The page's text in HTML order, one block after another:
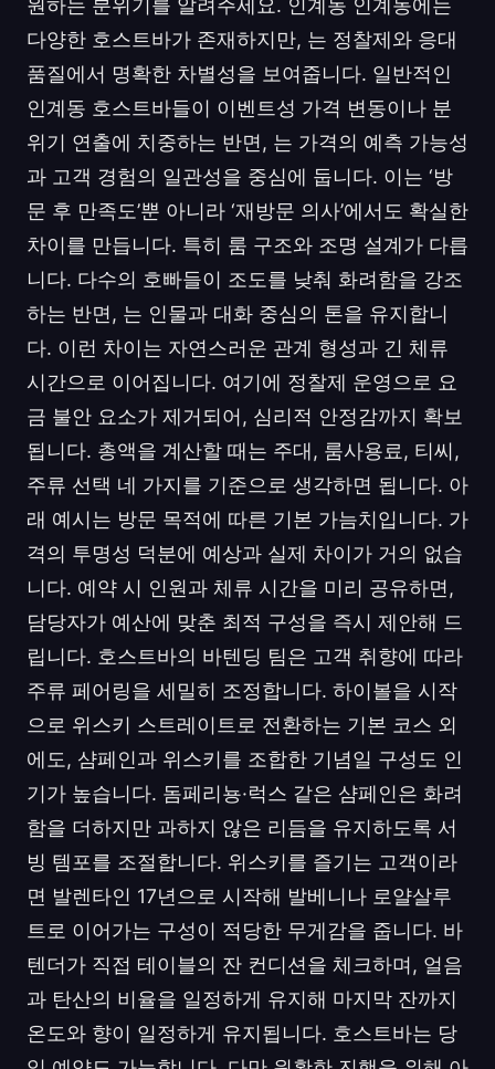
원하는 분위기를 알려주세요. 인계동 인계동에는
다양한 호스트바가 존재하지만, 는 정찰제와 응대
품질에서 명확한 차별성을 보여줍니다. 일반적인
인계동 호스트바들이 이벤트성 가격 변동이나 분
위기 연출에 치중하는 반면, 는 가격의 예측 가능성
과 고객 경험의 일관성을 중심에 둡니다. 이는 ‘방
문 후 만족도’뿐 아니라 ‘재방문 의사’에서도 확실한
차이를 만듭니다. 특히 룸 구조와 조명 설계가 다릅
니다. 다수의 호빠들이 조도를 낮춰 화려함을 강조
하는 반면, 는 인물과 대화 중심의 톤을 유지합니
다. 이런 차이는 자연스러운 관계 형성과 긴 체류
시간으로 이어집니다. 여기에 정찰제 운영으로 요
금 불안 요소가 제거되어, 심리적 안정감까지 확보
됩니다. 총액을 계산할 때는 주대, 룸사용료, 티씨,
주류 선택 네 가지를 기준으로 생각하면 됩니다. 아
래 예시는 방문 목적에 따른 기본 가늠치입니다. 가
격의 투명성 덕분에 예상과 실제 차이가 거의 없습
니다. 예약 시 인원과 체류 시간을 미리 공유하면,
담당자가 예산에 맞춘 최적 구성을 즉시 제안해 드
립니다. 호스트바의 바텐딩 팀은 고객 취향에 따라
주류 페어링을 세밀히 조정합니다. 하이볼을 시작
으로 위스키 스트레이트로 전환하는 기본 코스 외
에도, 샴페인과 위스키를 조합한 기념일 구성도 인
기가 높습니다. 돔페리뇽·럭스 같은 샴페인은 화려
함을 더하지만 과하지 않은 리듬을 유지하도록 서
빙 템포를 조절합니다. 위스키를 즐기는 고객이라
면 발렌타인 17년으로 시작해 발베니나 로얄살루
트로 이어가는 구성이 적당한 무게감을 줍니다. 바
텐더가 직접 테이블의 잔 컨디션을 체크하며, 얼음
과 탄산의 비율을 일정하게 유지해 마지막 잔까지
온도와 향이 일정하게 유지됩니다. 호스트바는 당